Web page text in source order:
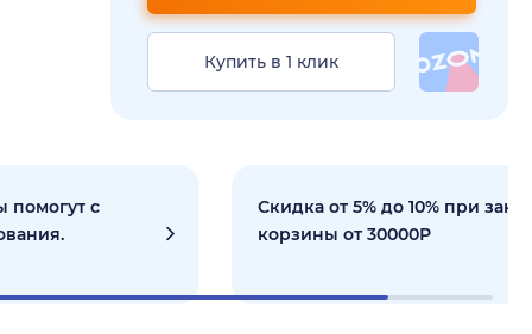
Купить в 1 клик
помогут с
Скидка от 5% до 10% при
корзины от 30000Р